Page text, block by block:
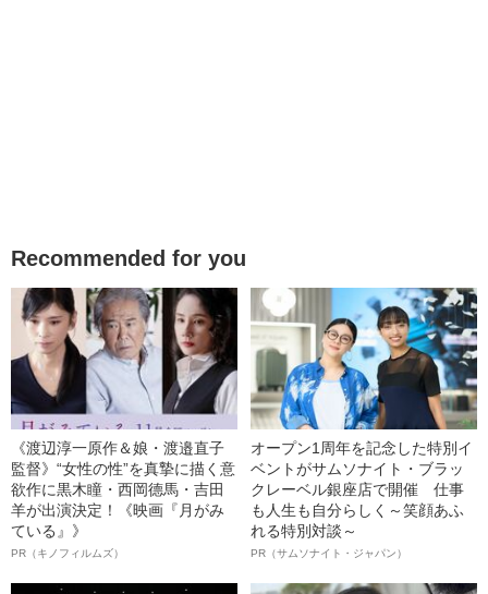
Recommended for you
《渡辺淳一原作＆娘・渡邉直子
監督》“女性の性”を真摯に描く意
欲作に黒木瞳・西岡德馬・吉田
羊が出演決定！《映画『月がみ
ている』》
PR（キノフィルムズ）
オープン1周年を記念した特別イ
ベントがサムソナイト・ブラッ
クレーベル銀座店で開催 仕事
も人生も自分らしく～笑顔あふ
れる特別対談～
PR（サムソナイト・ジャパン）